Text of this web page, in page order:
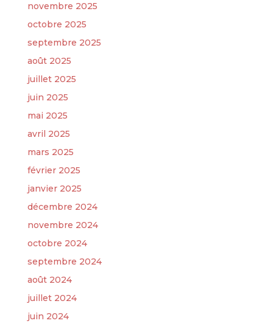
novembre 2025
octobre 2025
septembre 2025
août 2025
juillet 2025
juin 2025
mai 2025
avril 2025
mars 2025
février 2025
janvier 2025
décembre 2024
novembre 2024
octobre 2024
septembre 2024
août 2024
juillet 2024
juin 2024